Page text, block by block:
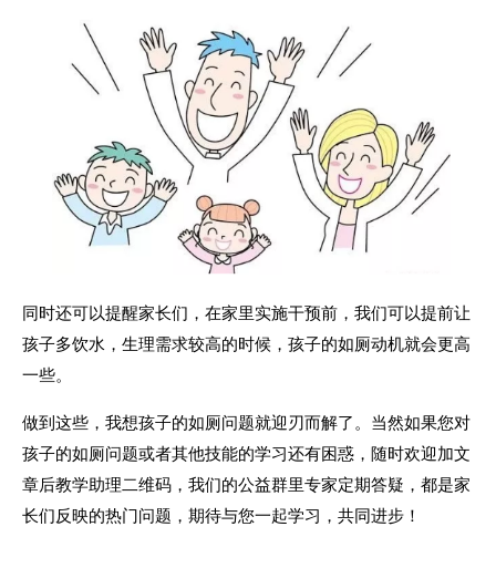
同时还可以提醒家长们，在家里实施干预前，我们可以提前让
孩子多饮水，生理需求较高的时候，孩子的如厕动机就会更高
一些。
做到这些，我想孩子的如厕问题就迎刃而解了。当然如果您对
孩子的如厕问题或者其他技能的学习还有困惑，随时欢迎加文
章后教学助理二维码，我们的公益群里专家定期答疑，都是家
长们反映的热门问题，期待与您一起学习，共同进步！